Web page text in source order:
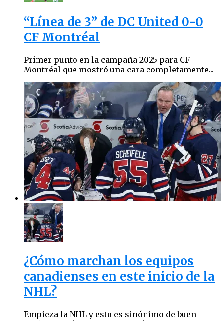
“Línea de 3” de DC United 0-0
CF Montréal
Primer punto en la campaña 2025 para CF
Montréal que mostró una cara completamente...
¿Cómo marchan los equipos
canadienses en este inicio de la
NHL?
Empieza la NHL y esto es sinónimo de buen